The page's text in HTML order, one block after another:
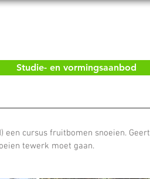
Studie- en vormingsaanbod
cursus fruitbomen snoeien. Geert
tewerk moet gaan.